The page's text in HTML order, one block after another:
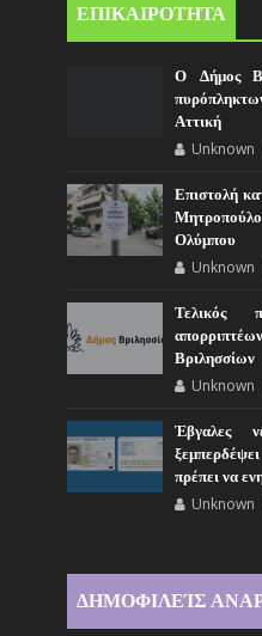
ΕΠΙΚΑΙΡΟΤΗΤΑ
Ο Δήμος
Αττική
Unknown
Επιστολή
Ολύμπου
Unknown
Τελικός
Βριλησσίων
Unknown
Έβγαλες
πρέπει να
Unknown
ΔΗΜΟΦΙΛΕΊΣ